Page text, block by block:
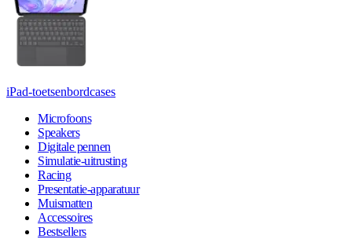
iPad-toetsenbordcases
Microfoons
Speakers
Digitale pennen
Simulatie-uitrusting
Racing
Presentatie-apparatuur
Muismatten
Accessoires
Bestsellers